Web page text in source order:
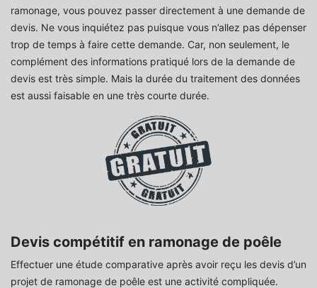
ramonage, vous pouvez passer directement à une demande de
devis. Ne vous inquiétez pas puisque vous n’allez pas dépenser
trop de temps à faire cette demande. Car, non seulement, le
complément des informations pratiqué lors de la demande de
devis est très simple. Mais la durée du traitement des données
est aussi faisable en une très courte durée.
Devis compétitif en ramonage de poêle
Effectuer une étude comparative après avoir reçu les devis d’un
projet de ramonage de poêle est une activité compliquée.